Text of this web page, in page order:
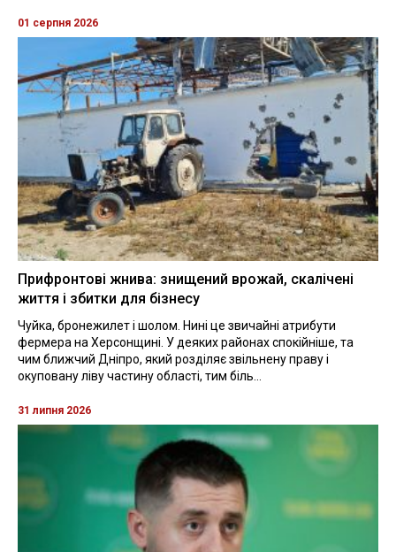
01 серпня 2026
Прифронтові жнива: знищений врожай, скалічені
життя і збитки для бізнесу
Чуйка, бронежилет і шолом. Нині це звичайні атрибути
фермера на Херсонщині. У деяких районах спокійніше, та
чим ближчий Дніпро, який розділяє звільнену праву і
окуповану ліву частину області, тим біль...
31 липня 2026